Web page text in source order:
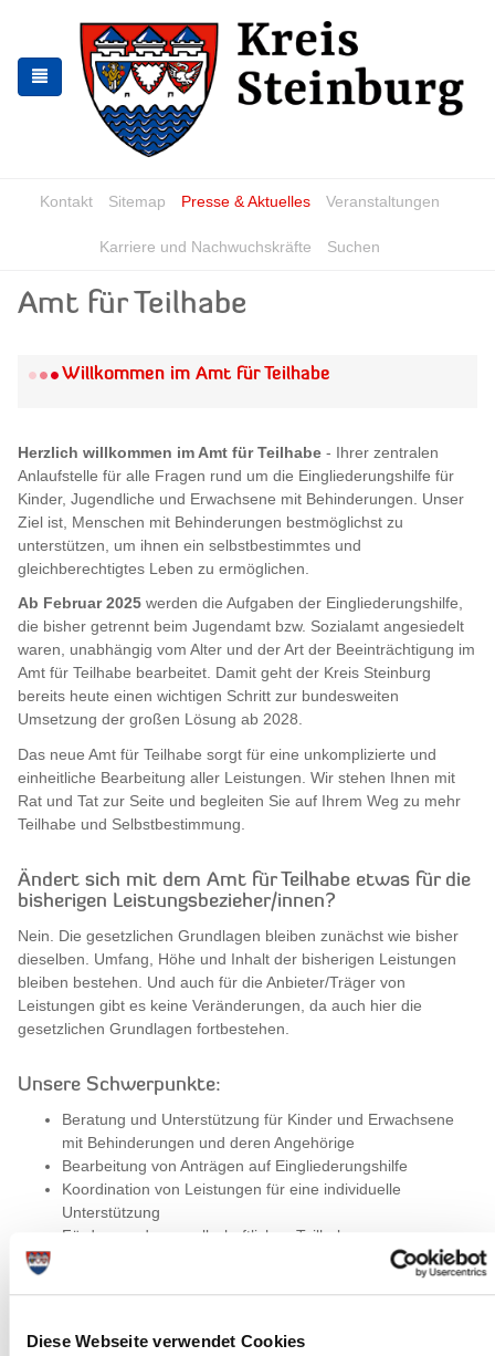
Diese Webseite verwendet Cookies
the
navigation
the
content
Kontakt Sitemap Presse & Aktuelles Veranstaltungen
Karriere und Nachwuchskräfte Suchen
Amt für Teilhabe
Willkommen im Amt für Teilhabe
Herzlich willkommen im Amt für Teilhabe - Ihrer zentralen
Anlaufstelle für alle Fragen rund um die Eingliederungshilfe für
Kinder, Jugendliche und Erwachsene mit Behinderungen. Unser
Ziel ist, Menschen mit Behinderungen bestmöglichst zu
unterstützen, um ihnen ein selbstbestimmtes und
gleichberechtigtes Leben zu ermöglichen.
Ab Februar 2025 werden die Aufgaben der Eingliederungshilfe,
die bisher getrennt beim Jugendamt bzw. Sozialamt angesiedelt
waren, unabhängig vom Alter und der Art der Beeinträchtigung im
Amt für Teilhabe bearbeitet. Damit geht der Kreis Steinburg
bereits heute einen wichtigen Schritt zur bundesweiten
Umsetzung der großen Lösung ab 2028.
Das neue Amt für Teilhabe sorgt für eine unkomplizierte und
einheitliche Bearbeitung aller Leistungen. Wir stehen Ihnen mit
Rat und Tat zur Seite und begleiten Sie auf Ihrem Weg zu mehr
Teilhabe und Selbstbestimmung.
Ändert sich mit dem Amt für Teilhabe etwas für die
bisherigen Leistungsbezieher/innen?
Nein. Die gesetzlichen Grundlagen bleiben zunächst wie bisher
dieselben. Umfang, Höhe und Inhalt der bisherigen Leistungen
bleiben bestehen. Und auch für die Anbieter/Träger von
Leistungen gibt es keine Veränderungen, da auch hier die
gesetzlichen Grundlagen fortbestehen.
Unsere Schwerpunkte:
Beratung und Unterstützung für Kinder und Erwachsene
mit Behinderungen und deren Angehörige
Bearbeitung von Anträgen auf Eingliederungshilfe
Koordination von Leistungen für eine individuelle
Unterstützung
Förderung der gesellschaftlichen Teilhabe
Die Eingliederungshilfe bietet, vorausgesetzt ein